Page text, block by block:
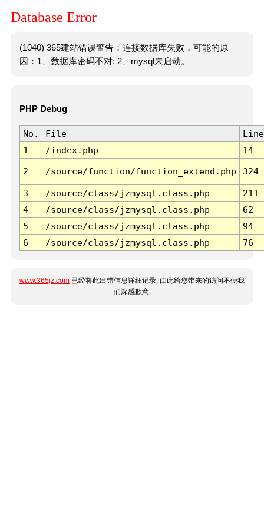
Database Error
(1040) 365建站错误警告：连接数据库失败，可能的原
因：1、数据库密码不对; 2、mysql未启动。
PHP Debug
No. File
Line
1
/index.php 14
2 /source/function/function_extend.php 324
3 /source/class/jzmysql.class.php
211
4
/source/class/jzmysql.class.php
62
5
/source/class/jzmysql.class.php
94
6
/source/class/jzmysql.class.php 76
www.365jz.com 已经将此出错信息详细记录, 由此给您带来的访问不便我
们深感歉意.